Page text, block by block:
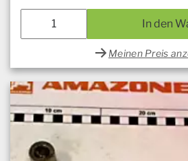
In den
Meinen Preis